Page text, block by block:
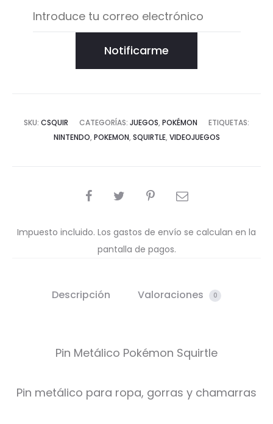
Notificarme
SKU: CSQUIR CATEGORÍAS: JUEGOS, POKÉMON
ETIQUETAS:
NINTENDO, POKEMON, SQUIRTLE, VIDEOJUEGOS
COMPARTIR
Impuesto incluido. Los gastos de envío se calculan en la
pantalla de pagos.
Descripción Valoraciones 0
Pin Metálico Pokémon Squirtle
Pin metálico para ropa, gorras y chamarras